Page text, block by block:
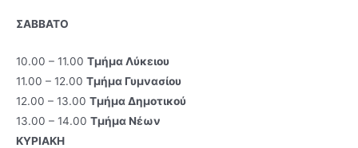
ΣΑΒΒΑΤΟ
10.00 – 11.00 Τμήμα Λύκειου
11.00 – 12.00 Τμήμα Γυμνασίου
12.00 – 13.00 Τμήμα Δημοτικού
13.00 – 14.00 Τμήμα Νέων
ΚΥΡΙΑΚΗ